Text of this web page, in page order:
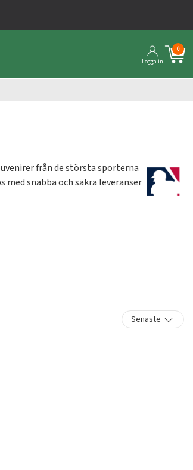
Logga in
0
från de största sporterna
snabba och säkra leveranser
Senaste